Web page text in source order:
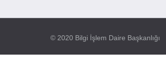
© 2020 Bilgi İşlem Daire Başkanlığı